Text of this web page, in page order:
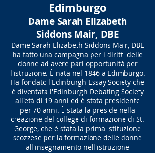
Edimburgo
Dame Sarah Elizabeth
Siddons Mair, DBE
Dame Sarah Elizabeth Siddons Mair, DBE
ha fatto una campagna per i diritti delle
donne ad avere pari opportunità per
l'istruzione. È nata nel 1846 a Edimburgo.
Ha fondato l'Edinburgh Essay Society che
è diventata l'Edinburgh Debating Society
all'età di 19 anni ed è stata presidente
per 70 anni. È stata la preside nella
creazione del college di formazione di St.
George, che è stata la prima istituzione
scozzese per la formazione delle donne
all'insegnamento nell'istruzione